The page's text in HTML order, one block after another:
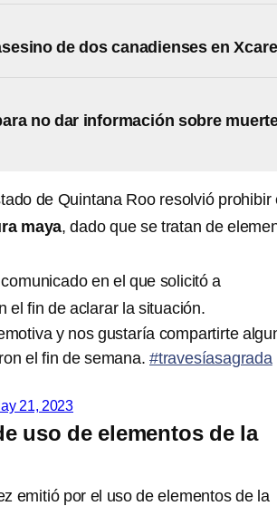
de dos canadienses en
no dar información sobre
de Quintana Roo resolvió prohibir
maya, dado que se tratan de
en el que solicitó a
el fin de aclarar la situación.
y nos gustaría compartirte
el fin de semana. #travesíasagrada
21, 2023
uso de elementos de la
emitió por el uso de elementos de la